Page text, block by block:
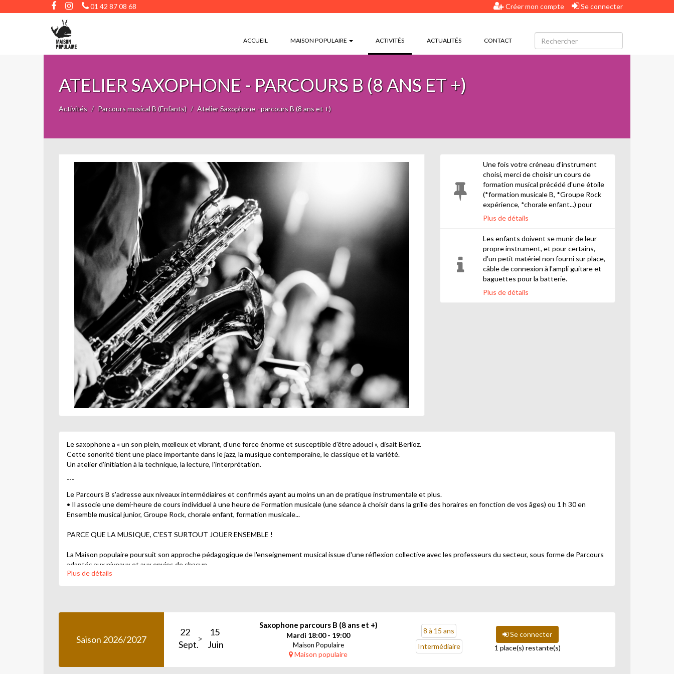
01 42 87 08 68 Créer mon compte Se connecter
ACCUEIL MAISON POPULAIRE ACTIVITÉS(CURRENT)ACTUALITÉS CONTACT
ATELIER SAXOPHONE - PARCOURS B (8 ANS ET +)
Activités Parcours musical B (Enfants) Atelier Saxophone - parcours B (8 ans et +)
Une fois votre créneau d'instrument
choisi, merci de choisir un cours de
formation musical précédé d'une étoile
(*formation musicale B, *Groupe Rock
expérience, *chorale enfant...) pour
compléter votre inscription en parcours
Plus de détails
Les enfants doivent se munir de leur
propre instrument, et pour certains,
d'un petit matériel non fourni sur place,
câble de connexion à l'ampli guitare et
baguettes pour la batterie.
Il est important de rappeler que la
Plus de détails
Le saxophone a « un son plein, mœlleux et vibrant, d'une force énorme et susceptible d'être adouci », disait Berlioz.
Cette sonorité tient une place importante dans le jazz, la musique contemporaine, le classique et la variété.
Un atelier d'initiation à la technique, la lecture, l'interprétation.
---
Le Parcours B s'adresse aux niveaux intermédiaires et confirmés ayant au moins un an de pratique instrumentale et plus.
• Il associe une demi-heure de cours individuel à une heure de Formation musicale (une séance à choisir dans la grille des horaires en fonction de vos âges) ou 1 h 30 en
Ensemble musical junior, Groupe Rock, chorale enfant, formation musicale...
PARCE QUE LA MUSIQUE, C'EST SURTOUT JOUER ENSEMBLE !
La Maison populaire poursuit son approche pédagogique de l'enseignement musical issue d'une réflexion collective avec les professeurs du secteur, sous forme de Parcours
adaptés aux niveaux et aux envies de chacun.
• Les Cabarets Maison, les Fêtes Maison hors les murs, en plein air ou en salle, autant de moments chaleureux et festifs où dans certaines occasions vous partagerez la
scène avec des artistes professionnels en résidence à la Maison populaire où ailleurs...
Plus de détails
Saison 2026/2027
22
Sept.
15
Juin
Saxophone parcours B (8 ans et +)
Mardi 18:00 - 19:00
Maison Populaire
Maison populaire
8 à 15 ans
Intermédiaire
Se connecter
1 place(s) restante(s)